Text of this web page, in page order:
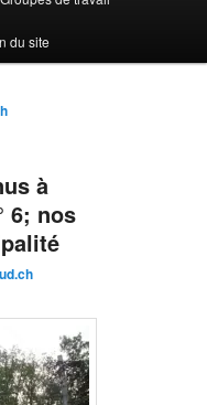
du site
à
6; nos